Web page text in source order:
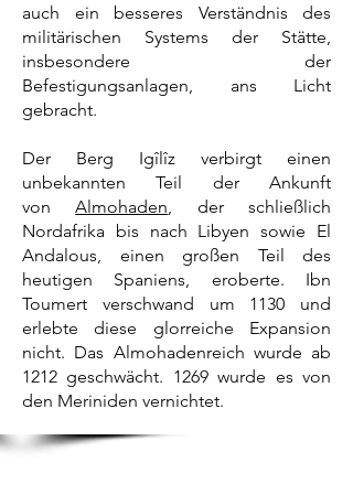
auch ein besseres Verständnis des
militärischen Systems der Stätte,
insbesondere der
Befestigungsanlagen, ans Licht
gebracht.
Der Berg Igîlîz verbirgt einen
unbekannten Teil der Ankunft
vonAlmohaden, der schließlich
Nordafrika bis nach Libyen sowie El
Andalous, einen großen Teil des
heutigen Spaniens, eroberte. Ibn
Toumert verschwand um 1130 und
erlebte diese glorreiche Expansion
nicht. Das Almohadenreich wurde ab
1212 geschwächt. 1269 wurde es von
den Meriniden vernichtet.